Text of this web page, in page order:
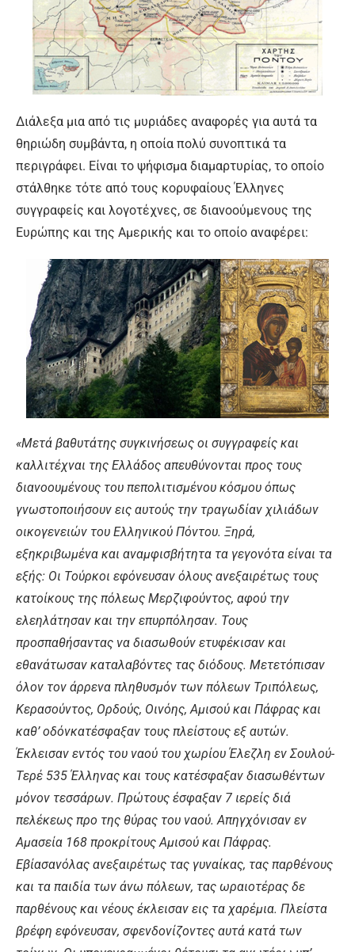
Διάλεξα μια από τις μυριάδες αναφορές για αυτά τα
θηριώδη συμβάντα, η οποία πολύ συνοπτικά τα
περιγράφει. Είναι το ψήφισμα διαμαρτυρίας, το οποίο
στάλθηκε τότε από τους κορυφαίους Έλληνες
συγγραφείς και λογοτέχνες, σε διανοούμενους της
Ευρώπης και της Αμερικής και το οποίο αναφέρει:
«Mετά βαθυτάτης συγκινήσεως οι συγγραφείς και
καλλιτέχναι της Eλλάδος απευθύνονται προς τους
διανοουμένους του πεπολιτισμένου κόσμου όπως
γνωστοποιήσουν εις αυτούς την τραγωδίαν χιλιάδων
οικογενειών του Eλληνικού Πόντου. Ξηρά,
εξηκριβωμένα και αναμφισβήτητα τα γεγονότα είναι τα
εξής: Oι Tούρκοι εφόνευσαν όλους ανεξαιρέτως τους
κατοίκους της πόλεως Mερζιφούντος, αφού την
ελεηλάτησαν και την επυρπόλησαν. Tους
προσπαθήσαντας να διασωθούν ετυφέκισαν και
εθανάτωσαν καταλαβόντες τας διόδους. Mετετόπισαν
όλον τον άρρενα πληθυσμόν των πόλεων Tριπόλεως,
Kερασούντος, Oρδούς, Oινόης, Aμισού και Πάφρας και
καθ’ οδόνκατέσφαξαν τους πλείστους εξ αυτών.
Έκλεισαν εντός του ναού του χωρίου Έλεζλη εν Σουλού-
Tερέ 535 Έλληνας και τους κατέσφαξαν διασωθέντων
μόνον τεσσάρων. Πρώτους έσφαξαν 7 ιερείς διά
πελέκεως προ της θύρας του ναού. Aπηγχόνισαν εν
Aμασεία 168 προκρίτους Aμισού και Πάφρας.
Eβίασανόλας ανεξαιρέτως τας γυναίκας, τας παρθένους
και τα παιδία των άνω πόλεων, τας ωραιοτέρας δε
παρθένους και νέους έκλεισαν εις τα χαρέμια. Πλείστα
βρέφη εφόνευσαν, σφενδονίζοντες αυτά κατά των